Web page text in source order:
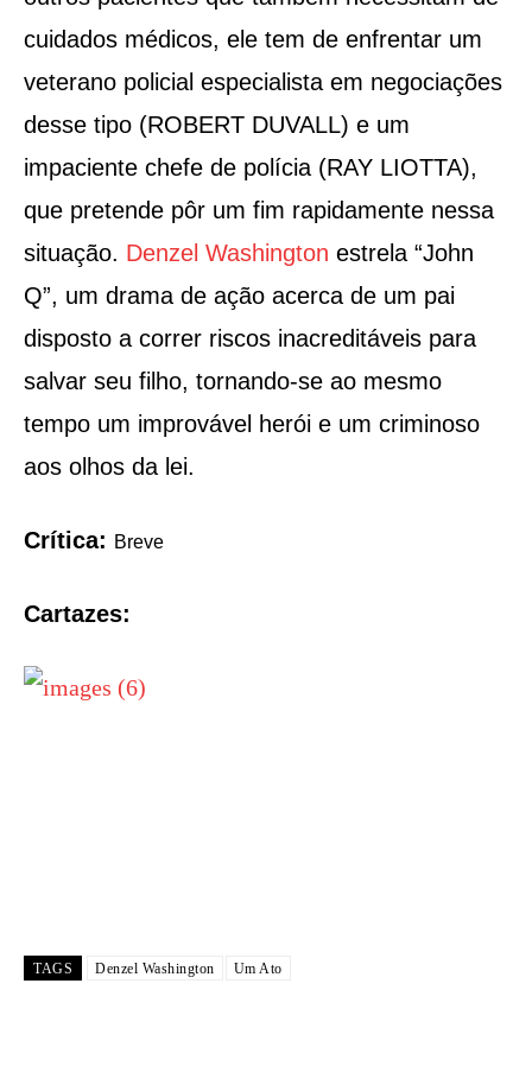
cuidados médicos, ele tem de enfrentar um
veterano policial especialista em negociações
desse tipo (ROBERT DUVALL) e um
impaciente chefe de polícia (RAY LIOTTA),
que pretende pôr um fim rapidamente nessa
situação. Denzel Washington estrela “John
Q”, um drama de ação acerca de um pai
disposto a correr riscos inacreditáveis para
salvar seu filho, tornando-se ao mesmo
tempo um improvável herói e um criminoso
aos olhos da lei.
Crítica: Breve
Cartazes:
TAGS Denzel Washington Um Ato